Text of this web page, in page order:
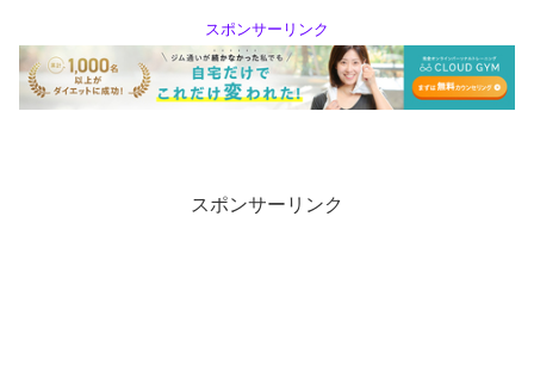
スポンサーリンク
スポンサーリンク